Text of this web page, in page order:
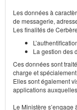
Les données à
de messagerie,
Les finalités de
La gestion des
Ces données sont
charge et
Elles sont également
applications
Le Ministère